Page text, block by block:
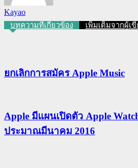
Kayao
บทความที่เกี่ยวข้อง เพิ่มเติมจากผู้เ
ยกเลิกการสมัคร Apple Music
Apple มีแผนเปิดตัว Apple
ประมาณมีนาคม 2016